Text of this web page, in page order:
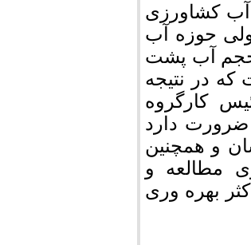
آب کشاورزی
حوزه آب
آب پشت
در نتیجه
کارگروه
ضرورت دارد
و همچنین
مطالعه و
بهره وری